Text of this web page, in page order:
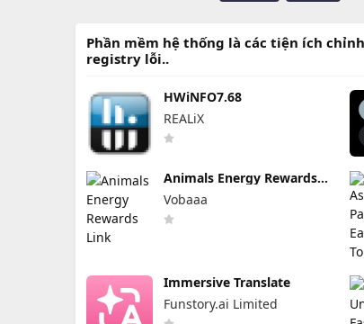
Phần mềm hệ thống là các tiện ích
registry lỗi..
HWiNFO7.68
REALiX
Animals Energy Rewards
Link
Vobaaa
Immersive Translate
Funstory.ai Limited